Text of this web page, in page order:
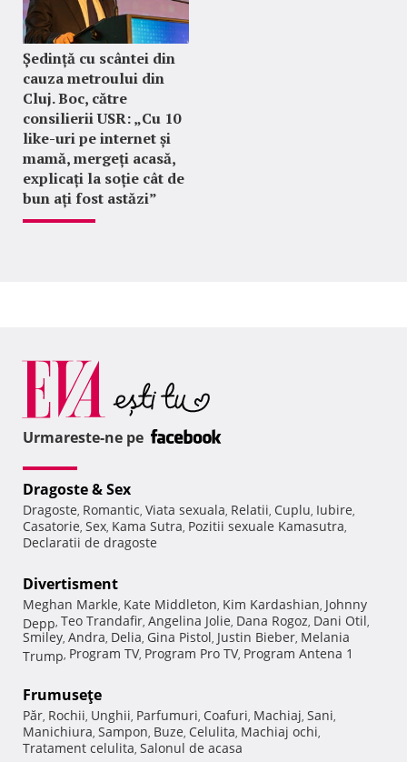
Ședință cu scântei din
cauza metroului din
Cluj. Boc, către
consilierii USR: „Cu 10
like-uri pe internet și
mamă, mergeți acasă,
explicați la soție cât de
bun ați fost astăzi”
Urmareste-ne pe
Dragoste & Sex
Dragoste, Romantic, Viata sexuala, Relatii, Cuplu, Iubire,
Casatorie, Sex, Kama Sutra, Pozitii sexuale Kamasutra,
Declaratii de dragoste
Divertisment
Meghan Markle, Kate Middleton, Kim Kardashian, Johnny
Depp, Teo Trandafir, Angelina Jolie, Dana Rogoz, Dani Otil,
Smiley, Andra, Delia, Gina Pistol, Justin Bieber, Melania
Trump, Program TV, Program Pro TV, Program Antena 1
Frumuseţe
Păr, Rochii, Unghii, Parfumuri, Coafuri, Machiaj, Sani,
Manichiura, Sampon, Buze, Celulita, Machiaj ochi,
Tratament celulita, Salonul de acasa